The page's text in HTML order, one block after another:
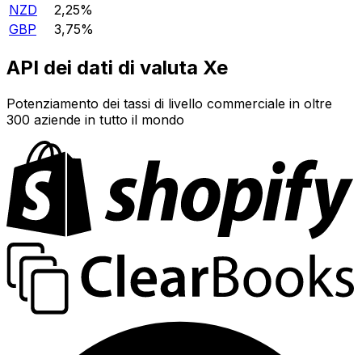
NZD
2,25%
GBP
3,75%
API dei dati di valuta Xe
Potenziamento dei tassi di livello commerciale in oltre
300 aziende in tutto il mondo